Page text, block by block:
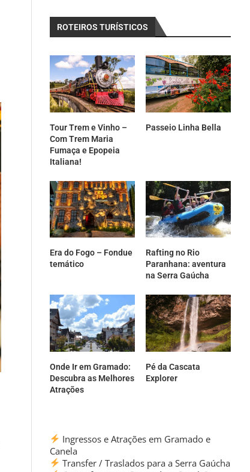
ROTEIROS TURÍSTICOS
Tour Trem e Vinho –
Com Trem Maria
Fumaça e Epopeia
Italiana!
Passeio Linha Bella
Era do Fogo – Fondue
temático
Rafting no Rio
Paranhana: aventura
na Serra Gaúcha
Onde Ir em Gramado:
Descubra as Melhores
Atrações
Pé da Cascata
Explorer
Ingressos e Atrações em Gramado e
Canela
Transfer / Traslados para a Serra Gaúcha